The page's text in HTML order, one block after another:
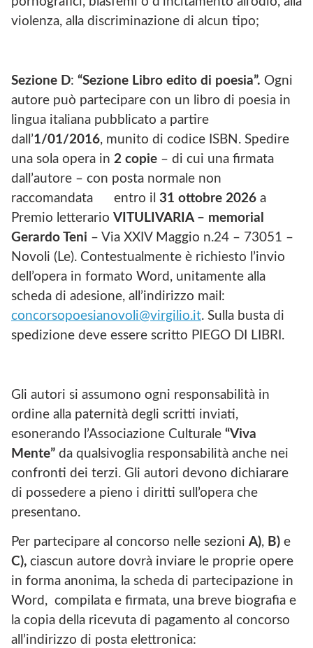
violenza, alla discriminazione di alcun tipo;
Sezione D: “Sezione Libro edito di poesia”. Ogni
autore può partecipare con un libro di poesia in
lingua italiana pubblicato a partire
dall’1/01/2016, munito di codice ISBN. Spedire
una sola opera in 2 copie – di cui una firmata
dall’autore – con posta normale non
raccomandata entro il 31 ottobre 2026 a
Premio letterario VITULIVARIA – memorial
Gerardo Teni – Via XXIV Maggio n.24 – 73051 –
Novoli (Le). Contestualmente è richiesto l’invio
dell’opera in formato Word, unitamente alla
scheda di adesione, all’indirizzo mail:
concorsopoesianovoli@virgilio.it. Sulla busta di
spedizione deve essere scritto PIEGO DI LIBRI.
Gli autori si assumono ogni responsabilità in
ordine alla paternità degli scritti inviati,
esonerando l’Associazione Culturale “Viva
Mente” da qualsivoglia responsabilità anche nei
confronti dei terzi. Gli autori devono dichiarare
di possedere a pieno i diritti sull’opera che
presentano.
Per partecipare al concorso nelle sezioni A), B) e
C), ciascun autore dovrà inviare le proprie opere
in forma anonima, la scheda di partecipazione in
Word, compilata e firmata, una breve biografia e
la copia della ricevuta di pagamento al concorso
all’indirizzo di posta elettronica: